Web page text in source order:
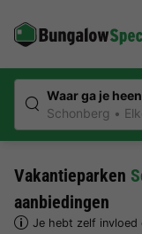
Waar ga je
Schonberg
Vakantieparken
aanbiedingen
Je hebt zelf